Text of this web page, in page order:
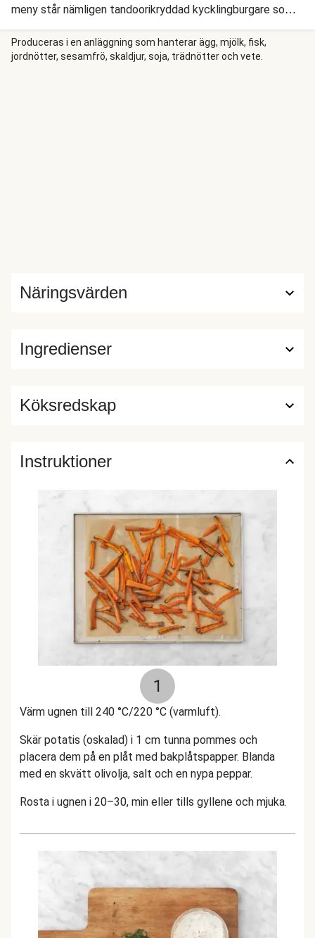
meny står nämligen tandoorikryddad kycklingburgare som
serveras med grönsaker och aprikosdressing i naanbröd. Vi
hinner också rosta sötpotatispommes som toppas med
jordnötter och het myntayoghurt.
Produceras i en anläggning som hanterar ägg, mjölk, fisk,
jordnötter, sesamfrö, skaldjur, soja, trädnötter och vete.
Ingredienser
Näringsvärden
Köksredskap
Instruktioner
1
Värm ugnen till 240 °C/220 °C (varmluft).
Skär potatis (oskalad) i 1 cm tunna pommes och
placera dem på en plåt med bakplåtspapper. Blanda
med en skvätt olivolja, salt och en nypa peppar.
Rosta i ugnen i 20–30, min eller tills gyllene och mjuka.